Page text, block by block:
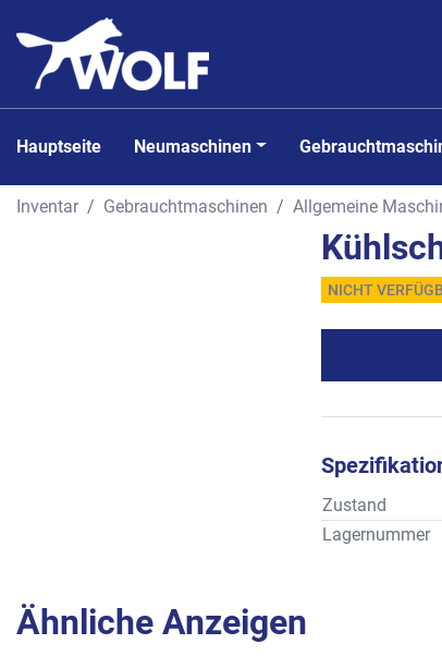
Hauptseite Neumaschinen
Inventar Gebrauchtmaschinen Allgemeine
NICHT
Zustand
Lagernummer
Ähnliche Anzeigen